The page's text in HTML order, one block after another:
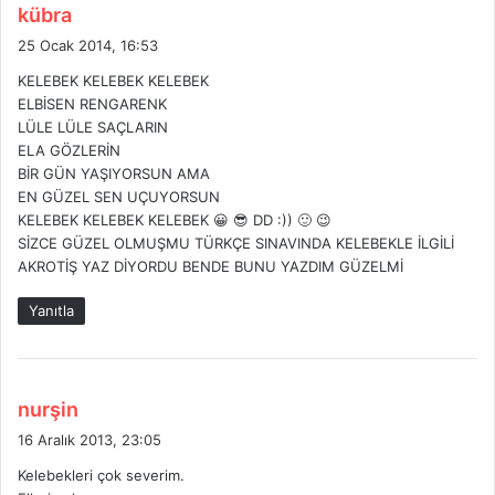
kübra
i
k
i
25 Ocak 2014, 16:53
KELEBEK KELEBEK KELEBEK
ELBİSEN RENGARENK
LÜLE LÜLE SAÇLARIN
ELA GÖZLERİN
BİR GÜN YAŞIYORSUN AMA
EN GÜZEL SEN UÇUYORSUN
KELEBEK KELEBEK KELEBEK 😀 😎 DD :)) 🙂 😉
SİZCE GÜZEL OLMUŞMU TÜRKÇE SINAVINDA KELEBEKLE İLGİLİ
AKROTİŞ YAZ DİYORDU BENDE BUNU YAZDIM GÜZELMİ
Yanıtla
nurşin
i
16 Aralık 2013, 23:05
Kelebekleri çok severim.